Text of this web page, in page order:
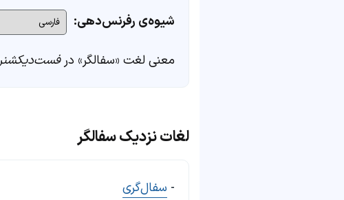
شیوه‌ی رفرنس‌دهی:
معنی لغت «سفالگر» در
لغات نزدیک سفالگر
- سفال‌گری